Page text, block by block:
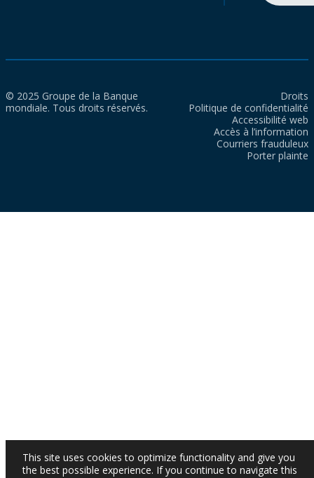
© 2025 Groupe de la Banque
mondiale. Tous droits réservés.
Droits
Politique de confidentialité
Accessibilité web
Accès à l’information
Courriers frauduleux
Porter plainte
This site uses cookies to optimize functionality and give you
the best possible experience. If you continue to navigate this